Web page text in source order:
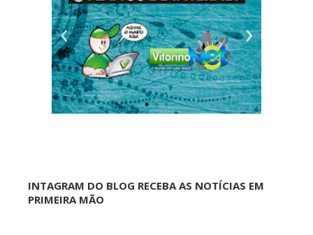
INTAGRAM DO BLOG RECEBA AS NOTÍCIAS EM
PRIMEIRA MÃO